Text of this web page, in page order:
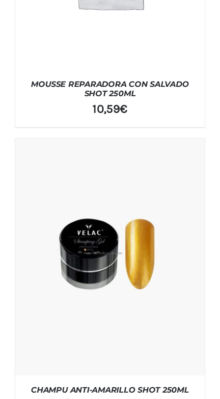
MOUSSE REPARADORA CON SALVADO
SHOT 250ML
10,59€
CHAMPU ANTI-AMARILLO SHOT 250ML